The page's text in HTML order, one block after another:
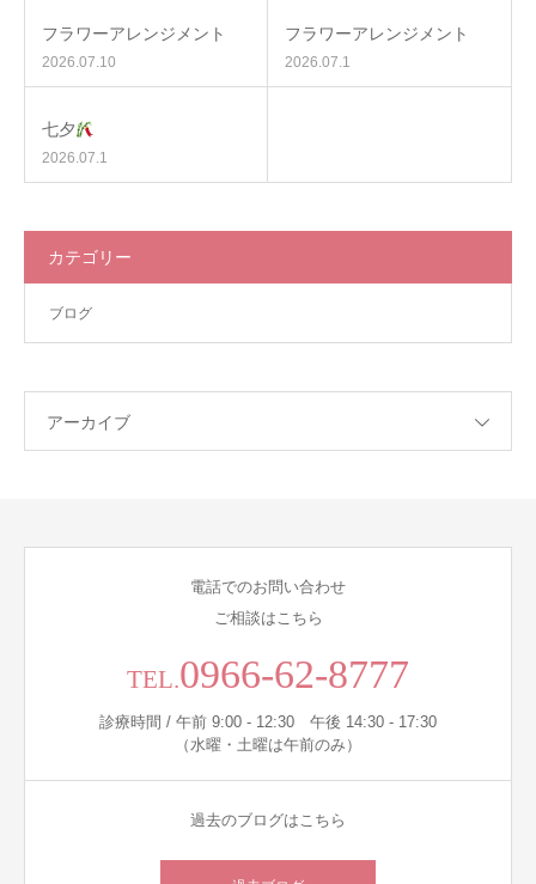
フラワーアレンジメント
2026.07.10
フラワーアレンジメント
2026.07.1
七夕
2026.07.1
カテゴリー
ブログ
アーカイブ
電話でのお問い合わせ
ご相談はこちら
TEL.0966-62-8777
診療時間 / 午前 9:00 - 12:30 午後 14:30 - 17:30
（水曜・土曜は午前のみ）
過去のブログはこちら